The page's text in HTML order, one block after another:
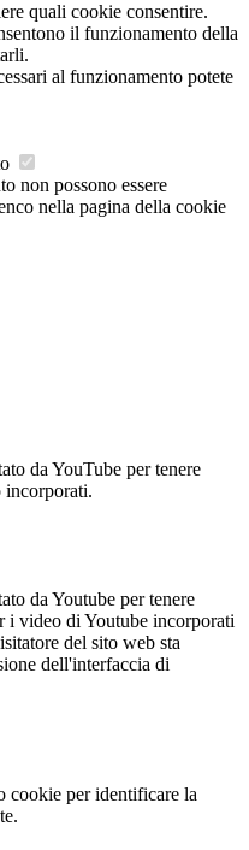
quali cookie consentire.
il funzionamento della
al funzionamento potete
non possono essere
nella pagina della cookie
da YouTube per tenere
incorporati.
da Youtube per tenere
i video di Youtube incorporati
del sito web sta
dell'interfaccia di
cookie per identificare la